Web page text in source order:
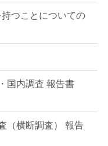
つことについての
国内調査 報告書
（横断調査） 報告